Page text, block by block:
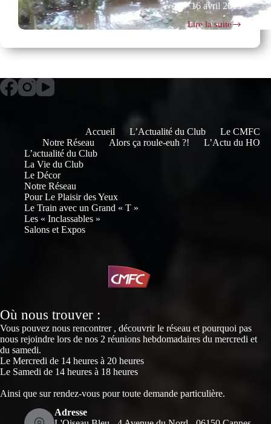
16 avril 2019
Lire la suite
Model
Gênes
Accueil L’Actualité du Club
Le CMFC
Notre Réseau
Alors ça roule-euh ?!
L’Actu du HO
L’actualité du Club
La Vie du Club
Le Décor
Notre Réseau
Pour Le Plaisir des Yeux
Le Train avec un Grand « T »
Les « Inclassables »
Salons et Expos
Où nous trouver :
Vous pouvez nous rencontrer , découvrir le réseau et pourquoi pas
nous rejoindre lors de nos 2 réunions hebdomadaires du mercredi et
du samedi.
Le Mercredi de 14 heures à 20 heures
Le Samedi de 14 heures à 18 heures
Ainsi que sur rendez-vous pour toute demande particulière.
Adresse